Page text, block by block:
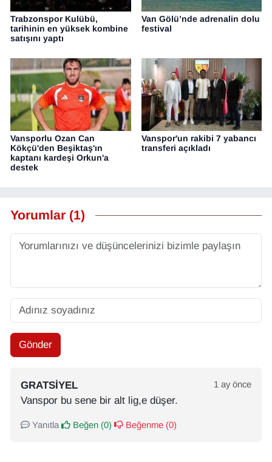
Trabzonspor Kulübü,
tarihinin en yüksek kombine
satışını yaptı
Van Gölü’nde adrenalin dolu
festival
Vansporlu Ozan Can
Kökçü'den Beşiktaş'ın
kaptanı kardeşi Orkun'a
destek
Vanspor'un rakibi 7 yabancı
transferi açıkladı
Yorumlar (1)
Gönder
GRATSIYEL 1 ay önce
Vanspor bu sene bir alt lig,e düşer.
Yanıtla Beğen (0) Beğenme (0)